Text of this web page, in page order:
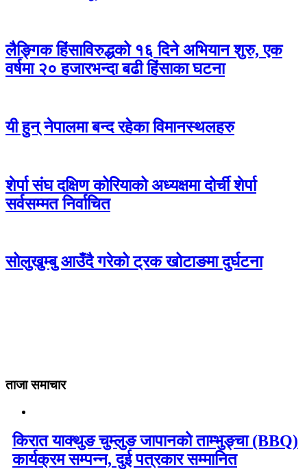
लैङ्गिक हिंसाविरुद्धको १६ दिने अभियान शुरु, एक
वर्षमा २० हजारभन्दा बढी हिंसाका घटना
यी हुन् नेपालमा बन्द रहेका विमानस्थलहरु
शेर्पा संघ दक्षिण कोरियाको अध्यक्षमा दोर्ची शेर्पा
सर्वसम्मत निर्वाचित
सोलुखुम्बु आउँदै गरेको ट्रक खोटाङमा दुर्घटना
ताजा समाचार
किरात याक्थुङ चुम्लुङ जापानको ताम्भुङ्चा (BBQ)
कार्यक्रम सम्पन्न, दुई पत्रकार सम्मानित